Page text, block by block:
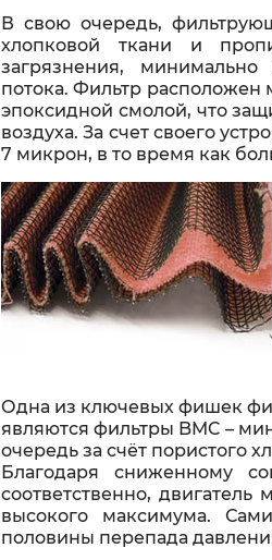
В свою очередь,
хлопковой ткани и
загрязнения,
потока. Фильтр
эпоксидной смолой, что
воздуха. За счет своего
7 микрон, в то время как
Одна из ключевых фишек
являются фильтры BMC –
очередь за счёт пористого
Благодаря сниженному
соответственно,
высокого максимума.
половины перепада